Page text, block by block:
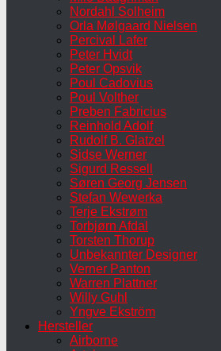
Nordahl Solheim
Orla Mølgaard Nielsen
Percival Lafer
Peter Hvidt
Peter Opsvik
Poul Cadovius
Poul Volther
Preben Fabricius
Reinhold Adolf
Rudolf B. Glatzel
Sidse Werner
Sigurd Ressell
Søren Georg Jensen
Stefan Wewerka
Terje Ekstrøm
Torbjørn Afdal
Torsten Thorup
Unbekannter Designer
Verner Panton
Warren Plattner
Willy Guhl
Yngve Ekström
Hersteller
Airborne